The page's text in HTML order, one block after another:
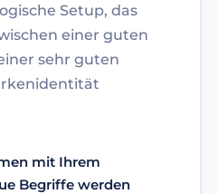
Setup, das
einer guten
sehr guten
mit Ihrem
Begriffe werden